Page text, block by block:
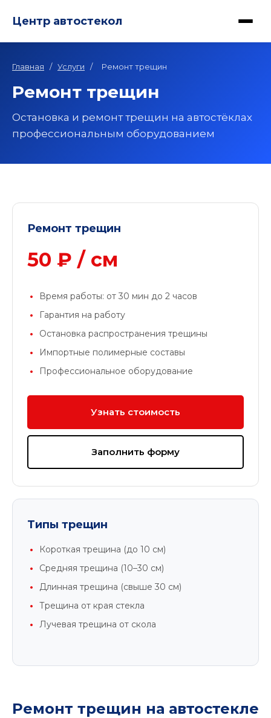
Центр автостекол
Главная / Услуги / Ремонт трещин
Ремонт трещин
Остановка и ремонт трещин на автостёклах
профессиональным оборудованием
Ремонт трещин на автостекле
Ремонт трещин
50 ₽ / см
Время работы: от 30 мин до 2 часов
Гарантия на работу
Остановка распространения трещины
Импортные полимерные составы
Профессиональное оборудование
Узнать стоимость
Заполнить форму
Типы трещин
Короткая трещина (до 10 см)
Средняя трещина (10–30 см)
Длинная трещина (свыше 30 см)
Трещина от края стекла
Лучевая трещина от скола